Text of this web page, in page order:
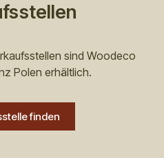
sind Woodeco
Polen erhältlich.
finden